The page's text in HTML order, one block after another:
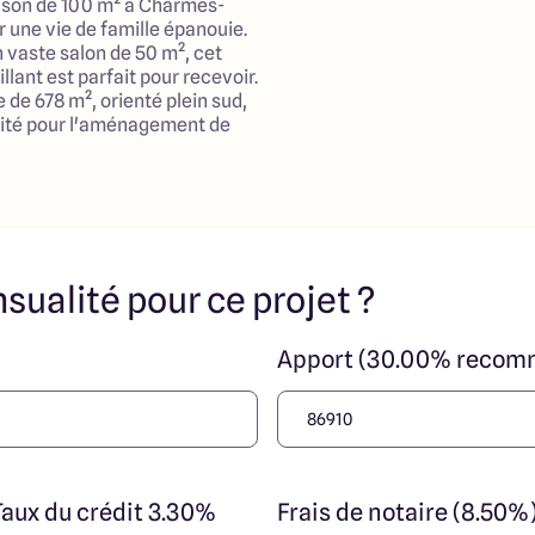
de 100 m² à Charmes-
une vie de famille épanouie.
salon de 50 m², cet
est parfait pour recevoir.
678 m², orienté plein sud,
pour l'aménagement de
ensoleillée.
proximité appréciable
et réalisations ARLOGIS
vos envies et besoins et
nombreuses options de
plus d’informations. Le prix
terrain et de la
selon disponibilités
pour ce projet ?
Apport (30.00%
du crédit 3.30% Frais de notaire